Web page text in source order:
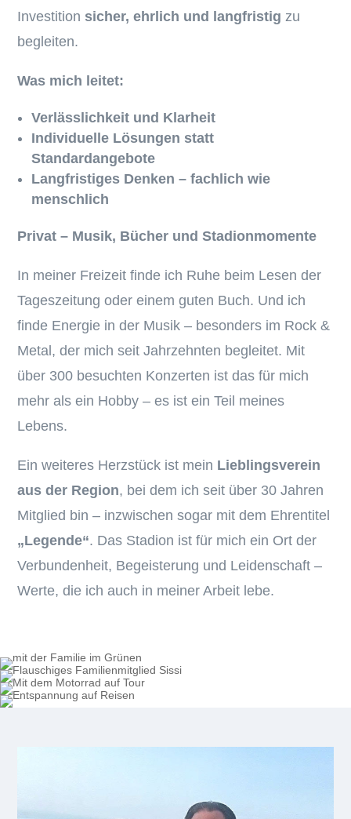
Investition sicher, ehrlich und langfristig zu
begleiten.
Was mich leitet:
Verlässlichkeit und Klarheit
Individuelle Lösungen statt
Standardangebote
Langfristiges Denken – fachlich wie
menschlich
Privat – Musik, Bücher und Stadionmomente
In meiner Freizeit finde ich Ruhe beim Lesen der
Tageszeitung oder einem guten Buch. Und ich
finde Energie in der Musik – besonders im Rock &
Metal, der mich seit Jahrzehnten begleitet. Mit
über 300 besuchten Konzerten ist das für mich
mehr als ein Hobby – es ist ein Teil meines
Lebens.
Ein weiteres Herzstück ist mein Lieblingsverein
aus der Region, bei dem ich seit über 30 Jahren
Mitglied bin – inzwischen sogar mit dem Ehrentitel
„Legende“. Das Stadion ist für mich ein Ort der
Verbundenheit, Begeisterung und Leidenschaft –
Werte, die ich auch in meiner Arbeit lebe.